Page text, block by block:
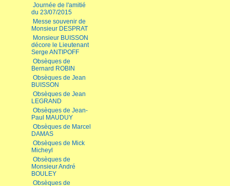
Journée de l'amitié
du 23/07/2015
Messe souvenir de
Monsieur DESPRAT
Monsieur BUISSON
décore le Lieutenant
Serge ANTIPOFF
Obsèques de
Bernard ROBIN
Obsèques de Jean
BUISSON
Obsèques de Jean
LEGRAND
Obsèques de Jean-
Paul MAUDUY
Obsèques de Marcel
DAMAS
Obsèques de Mick
Micheyl
Obsèques de
Monsieur André
BOULEY
Obsèques de